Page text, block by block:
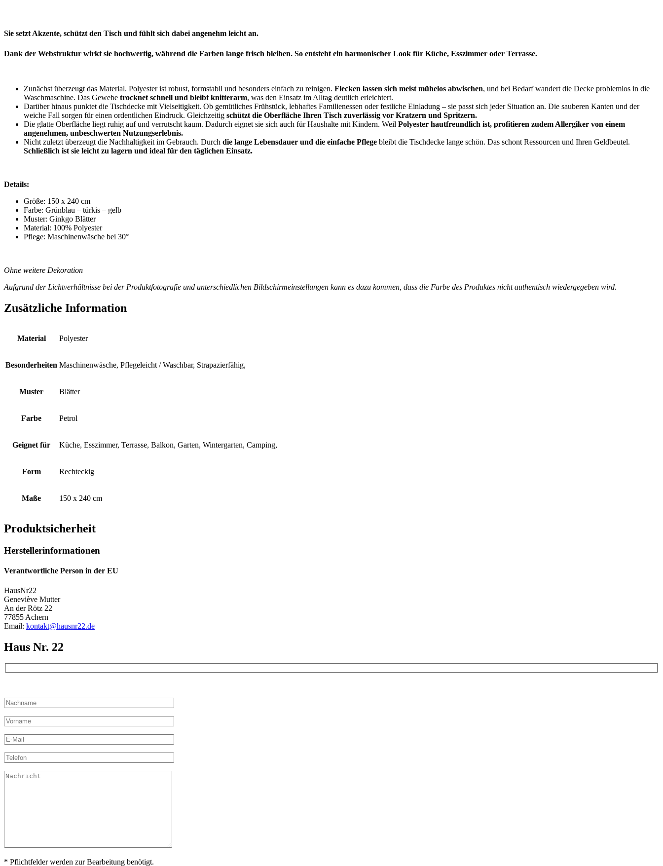
Sie setzt Akzente, schützt den Tisch und fühlt sich dabei angenehm leicht an.
Dank der Webstruktur wirkt sie hochwertig, während die Farben lange frisch bleiben. So entsteht ein harmonischer Look für Küche, Esszimmer oder Terrasse.
Zunächst überzeugt das Material. Polyester ist robust, formstabil und besonders einfach zu reinigen. Flecken lassen sich meist mühelos abwischen, und bei Bedarf wandert die Decke problemlos in die
Waschmaschine. Das Gewebe trocknet schnell und bleibt knitterarm, was den Einsatz im Alltag deutlich erleichtert.
Darüber hinaus punktet die Tischdecke mit Vielseitigkeit. Ob gemütliches Frühstück, lebhaftes Familienessen oder festliche Einladung – sie passt sich jeder Situation an. Die sauberen Kanten und der
weiche Fall sorgen für einen ordentlichen Eindruck. Gleichzeitig schützt die Oberfläche Ihren Tisch zuverlässig vor Kratzern und Spritzern.
Die glatte Oberfläche liegt ruhig auf und verrutscht kaum. Dadurch eignet sie sich auch für Haushalte mit Kindern. Weil Polyester hautfreundlich ist, profitieren zudem Allergiker von einem
angenehmen, unbeschwerten Nutzungserlebnis.
Nicht zuletzt überzeugt die Nachhaltigkeit im Gebrauch. Durch die lange Lebensdauer und die einfache Pflege bleibt die Tischdecke lange schön. Das schont Ressourcen und Ihren Geldbeutel.
Schließlich ist sie leicht zu lagern und ideal für den täglichen Einsatz.
Details:
Größe: 150 x 240 cm
Farbe: Grünblau – türkis – gelb
Muster: Ginkgo Blätter
Material: 100% Polyester
Pflege: Maschinenwäsche bei 30°
Ohne weitere Dekoration
Aufgrund der Lichtverhältnisse bei der Produktfotografie und unterschiedlichen Bildschirmeinstellungen kann es dazu kommen, dass die Farbe des Produktes nicht authentisch wiedergegeben wird.
Zusätzliche Information
Material Polyester
Besonderheiten Maschinenwäsche, Pflegeleicht / Waschbar, Strapazierfähig,
Muster Blätter
Farbe Petrol
Geignet für Küche, Esszimmer, Terrasse, Balkon, Garten, Wintergarten, Camping,
Form Rechteckig
Maße 150 x 240 cm
Produktsicherheit
Herstellerinformationen
Verantwortliche Person in der EU
HausNr22
Geneviève Mutter
An der Rötz 22
77855 Achern
Email: kontakt@hausnr22.de
Haus Nr. 22
* Pflichtfelder werden zur Bearbeitung benötigt.